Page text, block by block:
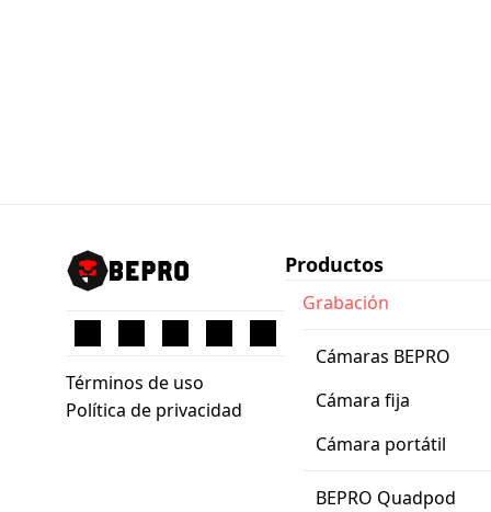
Términos de uso
Política de privacidad
Productos
Grabación
Cámaras BEPRO
Cámara fija
Cámara portátil
BEPRO Quadpod